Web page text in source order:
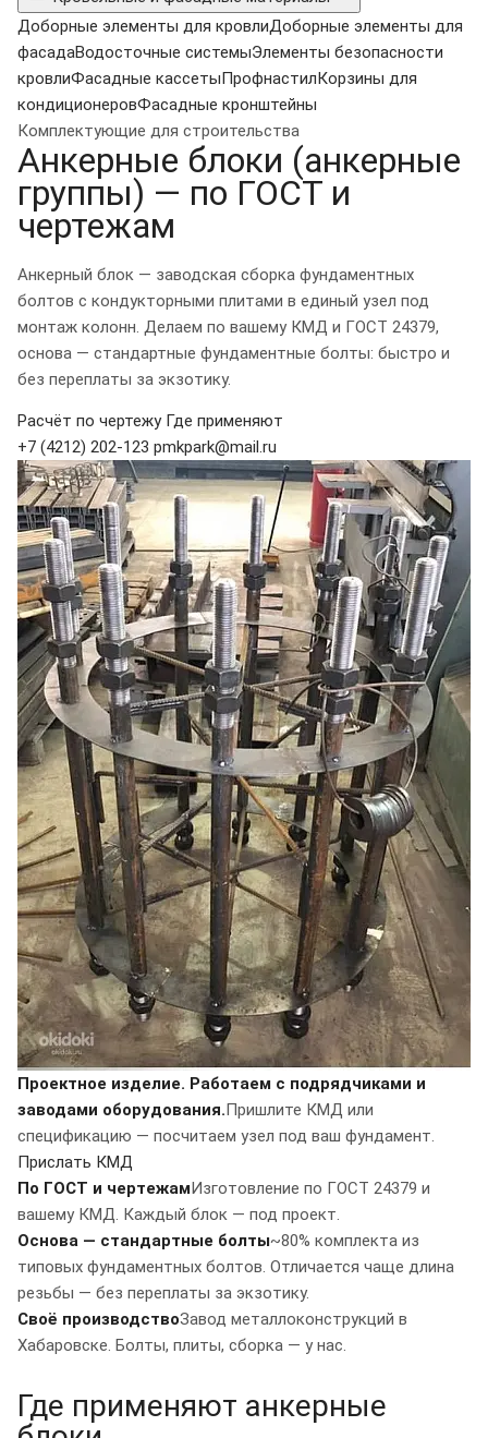
Доборные элементы для кровлиДоборные элементы для
фасадаВодосточные системыЭлементы безопасности
кровлиФасадные кассетыПрофнастилКорзины для
кондиционеровФасадные кронштейны
Комплектующие для строительства
Анкерные блоки (анкерные
группы) — по ГОСТ и
чертежам
Анкерный блок — заводская сборка фундаментных
болтов с кондукторными плитами в единый узел под
монтаж колонн. Делаем по вашему КМД и ГОСТ 24379,
основа — стандартные фундаментные болты: быстро и
без переплаты за экзотику.
Расчёт по чертежу Где применяют
+7 (4212) 202-123 pmkpark@mail.ru
Проектное изделие. Работаем с подрядчиками и
заводами оборудования.Пришлите КМД или
спецификацию — посчитаем узел под ваш фундамент.
Прислать КМД
По ГОСТ и чертежамИзготовление по ГОСТ 24379 и
вашему КМД. Каждый блок — под проект.
Основа — стандартные болты~80% комплекта из
типовых фундаментных болтов. Отличается чаще длина
резьбы — без переплаты за экзотику.
Своё производствоЗавод металлоконструкций в
Хабаровске. Болты, плиты, сборка — у нас.
Где применяют анкерные